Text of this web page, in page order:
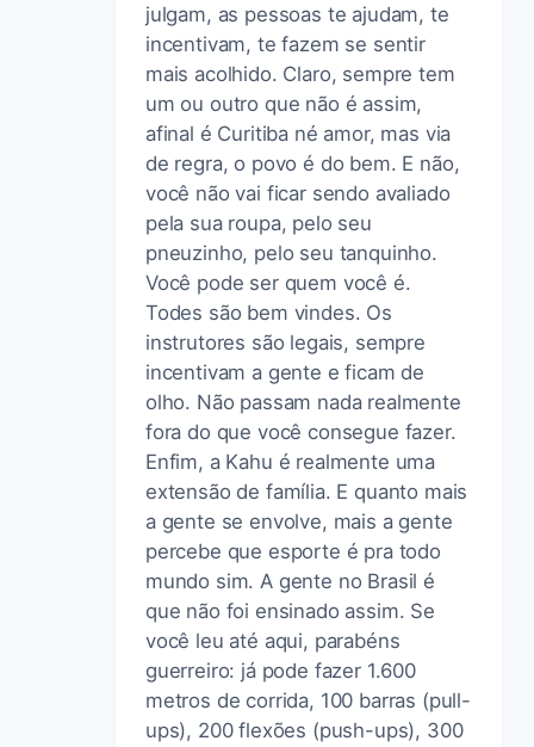
julgam, as pessoas te ajudam, te
incentivam, te fazem se sentir
mais acolhido. Claro, sempre tem
um ou outro que não é assim,
afinal é Curitiba né amor, mas via
de regra, o povo é do bem. E não,
você não vai ficar sendo avaliado
pela sua roupa, pelo seu
pneuzinho, pelo seu tanquinho.
Você pode ser quem você é.
Todes são bem vindes. Os
instrutores são legais, sempre
incentivam a gente e ficam de
olho. Não passam nada realmente
fora do que você consegue fazer.
Enfim, a Kahu é realmente uma
extensão de família. E quanto mais
a gente se envolve, mais a gente
percebe que esporte é pra todo
mundo sim. A gente no Brasil é
que não foi ensinado assim. Se
você leu até aqui, parabéns
guerreiro: já pode fazer 1.600
metros de corrida, 100 barras (pull-
ups), 200 flexões (push-ups), 300